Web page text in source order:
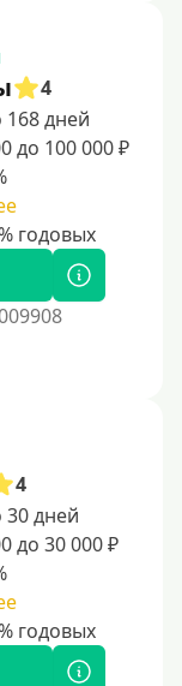
4
168 дней
до 100 000 ₽
4
30 дней
до 30 000 ₽